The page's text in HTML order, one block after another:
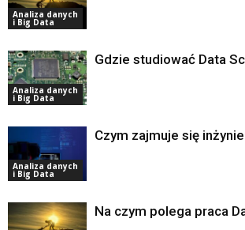
Analiza danych
i Big Data
Analiza danych
i Big Data
Gdzie studiować Data
Analiza danych
i Big Data
Czym zajmuje się
Na czym polega praca